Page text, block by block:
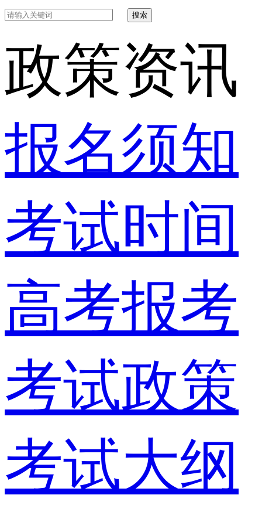
搜索
政策资讯
报名须知
考试时间
高考报考
考试政策
考试大纲